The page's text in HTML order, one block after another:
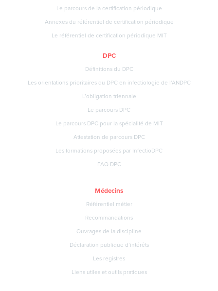
Le parcours de la certification périodique
Annexes du référentiel de certification périodique
Le référentiel de certification périodique MIT
DPC
Définitions du DPC
Les orientations prioritaires du DPC en infectiologie de l’ANDPC
L’obligation triennale
Le parcours DPC
Le parcours DPC pour la spécialité de MIT
Attestation de parcours DPC
Les formations proposées par InfectioDPC
FAQ DPC
Médecins
Référentiel métier
Recommandations
Ouvrages de la discipline
Déclaration publique d’intérêts
Les registres
Liens utiles et outils pratiques